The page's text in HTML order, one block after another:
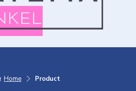
Home Product